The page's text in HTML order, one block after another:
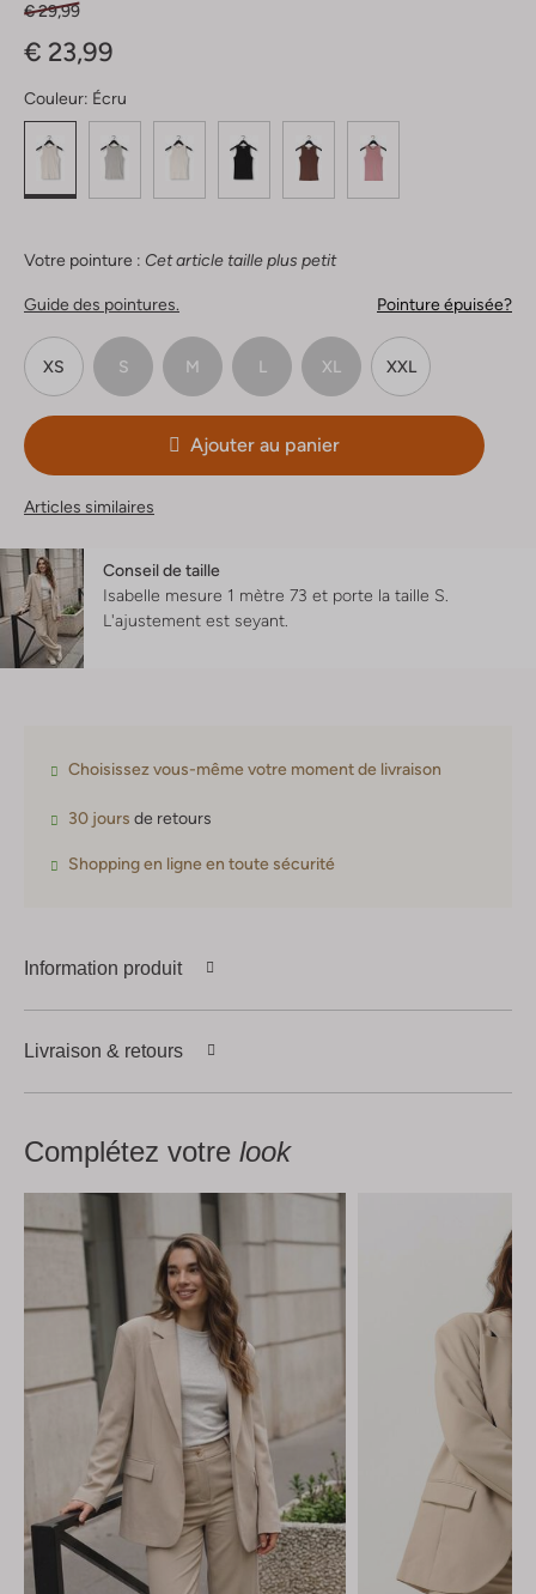
€ 29,99
€ 23,99
Couleur: Écru
Votre pointure : Cet article taille plus petit
Guide des pointures. Pointure épuisée?
XS S M L XL XXL
Ajouter au panier
Articles similaires
Conseil de taille
Isabelle mesure 1 mètre 73 et porte la taille S.
L'ajustement est seyant
Choisissez vous-même votre moment de livraison
30 jours de retours
Shopping en ligne en toute sécurité
Information produit
Livraison & retours
Complétez votre look